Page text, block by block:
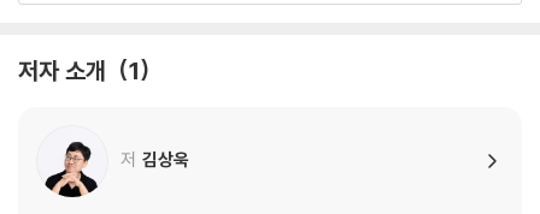
5장 핵과 별 그리고 에너지의 근원 ─ 지구 에너지의 근원을 찾아서
물리학자에게 죽음이란 ─ 우주는 죽음으로 충만하고 우리는 원자로 영생
한다
저자 소개 1
저 김상욱